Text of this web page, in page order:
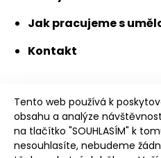
Jak pracujeme s
Kontakt
Tento web používá k
obsahu a analýze
na tlačítko "SOUHLASÍM" k
nesouhlasíte, nebudeme